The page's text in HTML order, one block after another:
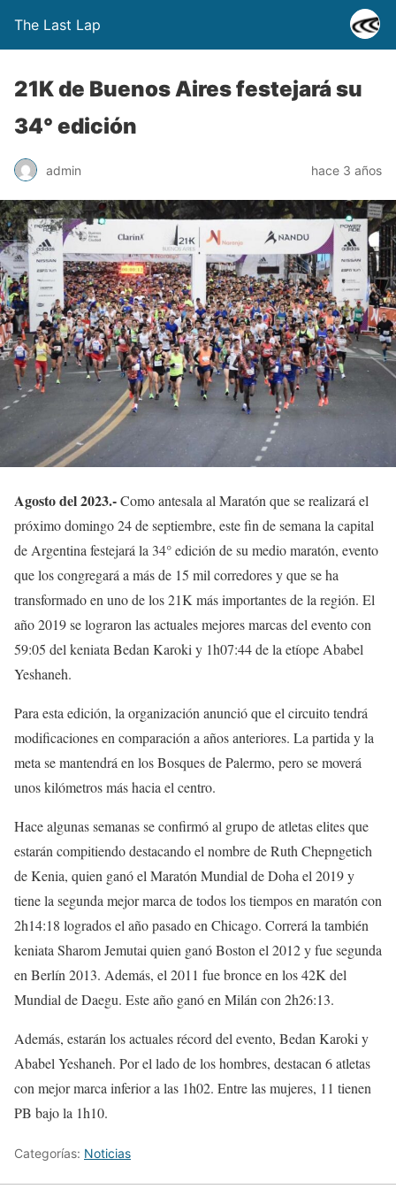
The Last Lap
21K de Buenos Aires festejará su
34° edición
admin hace 3 años
Agosto del 2023.-Como antesala al Maratón que se realizará el
próximo domingo 24 de septiembre, este fin de semana la capital
de Argentina festejará la 34° edición de su medio maratón, evento
que los congregará a más de 15 mil corredores y que se ha
transformado en uno de los 21K más importantes de la región. El
año 2019 se lograron las actuales mejores marcas del evento con
59:05 del keniata Bedan Karoki y 1h07:44 de la etíope Ababel
Yeshaneh.
Para esta edición, la organización anunció que el circuito tendrá
modificaciones en comparación a años anteriores. La partida y la
meta se mantendrá en los Bosques de Palermo, pero se moverá
unos kilómetros más hacia el centro.
Hace algunas semanas se confirmó al grupo de atletas elites que
estarán compitiendo destacando el nombre de Ruth Chepngetich
de Kenia, quien ganó el Maratón Mundial de Doha el 2019 y
tiene la segunda mejor marca de todos los tiempos en maratón con
2h14:18 logrados el año pasado en Chicago. Correrá la también
keniata Sharom Jemutai quien ganó Boston el 2012 y fue segunda
en Berlín 2013. Además, el 2011 fue bronce en los 42K del
Mundial de Daegu. Este año ganó en Milán con 2h26:13.
Además, estarán los actuales récord del evento, Bedan Karoki y
Ababel Yeshaneh. Por el lado de los hombres, destacan 6 atletas
con mejor marca inferior a las 1h02. Entre las mujeres, 11 tienen
PB bajo la 1h10.
Categorías: Noticias